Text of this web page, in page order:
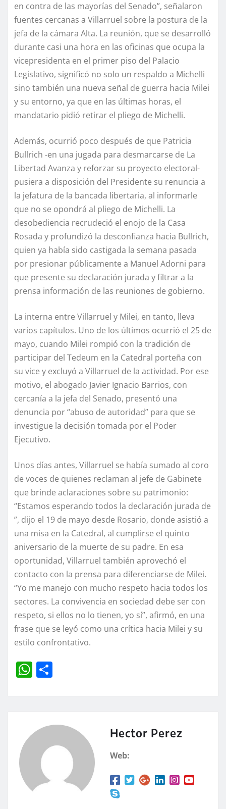
en contra de las mayorías del Senado”, señalaron
fuentes cercanas a Villarruel sobre la postura de la
jefa de la cámara Alta. La reunión, que se desarrolló
durante casi una hora en las oficinas que ocupa la
vicepresidenta en el primer piso del Palacio
Legislativo, significó no solo un respaldo a Michelli
sino también una nueva señal de guerra hacia Milei
y su entorno, ya que en las últimas horas, el
mandatario pidió retirar el pliego de Michelli.
Además, ocurrió poco después de que Patricia
Bullrich -en una jugada para desmarcarse de La
Libertad Avanza y reforzar su proyecto electoral-
pusiera a disposición del Presidente su renuncia a
la jefatura de la bancada libertaria, al informarle
que no se opondrá al pliego de Michelli. La
desobediencia recrudeció el enojo de la Casa
Rosada y profundizó la desconfianza hacia Bullrich,
quien ya había sido castigada la semana pasada
por presionar públicamente a Manuel Adorni para
que presente su declaración jurada y filtrar a la
prensa información de las reuniones de gobierno.
La interna entre Villarruel y Milei, en tanto, lleva
varios capítulos. Uno de los últimos ocurrió el 25 de
mayo, cuando Milei rompió con la tradición de
participar del Tedeum en la Catedral porteña con
su vice y excluyó a Villarruel de la actividad. Por ese
motivo, el abogado Javier Ignacio Barrios, con
cercanía a la jefa del Senado, presentó una
denuncia por “abuso de autoridad” para que se
investigue la decisión tomada por el Poder
Ejecutivo.
Unos días antes, Villarruel se había sumado al coro
de voces de quienes reclaman al jefe de Gabinete
que brinde aclaraciones sobre su patrimonio:
“Estamos esperando todos la declaración jurada de
”, dijo el 19 de mayo desde Rosario, donde asistió a
una misa en la Catedral, al cumplirse el quinto
aniversario de la muerte de su padre. En esa
oportunidad, Villarruel también aprovechó el
contacto con la prensa para diferenciarse de Milei.
“Yo me manejo con mucho respeto hacia todos los
sectores. La convivencia en sociedad debe ser con
respeto, si ellos no lo tienen, yo sí”, afirmó, en una
frase que se leyó como una crítica hacia Milei y su
estilo confrontativo.
W
A
p
rt
Hector Perez
Web: